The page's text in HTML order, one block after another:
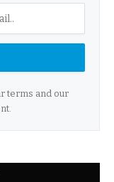
terms and our